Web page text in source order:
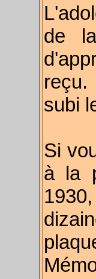
de
reçu.
subi
Si
à la